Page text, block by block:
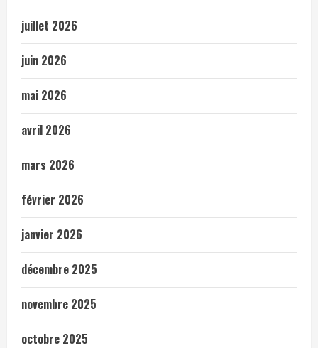
juillet 2026
juin 2026
mai 2026
avril 2026
mars 2026
février 2026
janvier 2026
décembre 2025
novembre 2025
octobre 2025